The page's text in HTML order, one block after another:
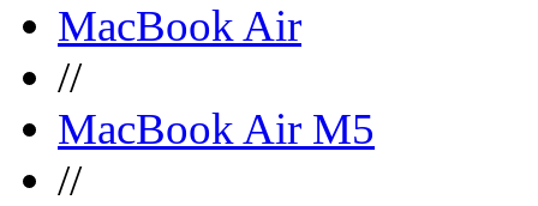
MacBook Air
//
MacBook Air M5
//